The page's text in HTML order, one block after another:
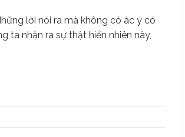
lời nói ra mà không có ác ý có
ta nhận ra sự thật hiển nhiên này,